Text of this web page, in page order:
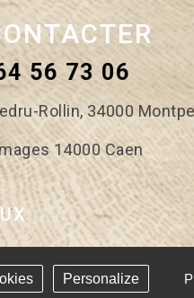
56 73 06
Rollin, 34000
14000 Caen
Réalisation Answeb
Personalize